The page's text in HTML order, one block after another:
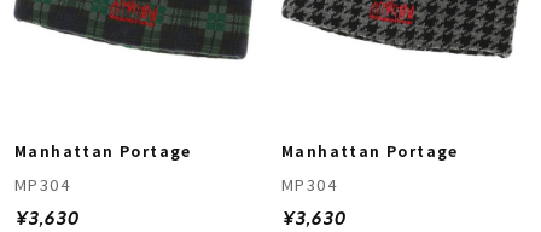
Manhattan Portage
MP304
¥3,630
Manhattan Portage
MP304
¥3,630